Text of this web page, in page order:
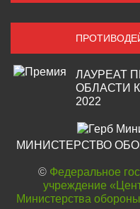
ЛАУРЕАТ
ОБЛАСТИ
2022
МИНИСТЕРСТВО
© Федеральное
учреждение
Министерства